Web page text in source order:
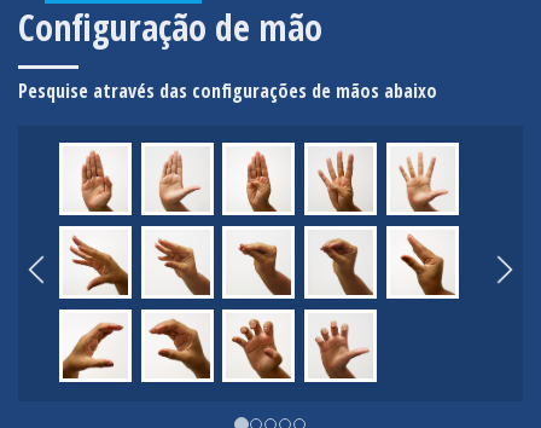
Configuração de mão
Pesquise através das configurações de mãos abaixo